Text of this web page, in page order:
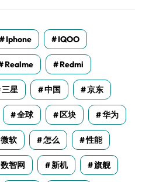
Iphone IQOO
Realme Redmi
三星 中国 京东
全球 区块 华为
微软 怎么 性能
数智网 新机 旗舰